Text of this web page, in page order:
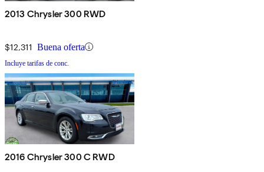
2013 Chrysler 300 RWD
$12,311 Buena oferta
Incluye tarifas de conc.
2016 Chrysler 300 C RWD